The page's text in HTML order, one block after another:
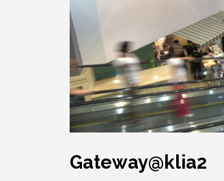
Gateway@klia2